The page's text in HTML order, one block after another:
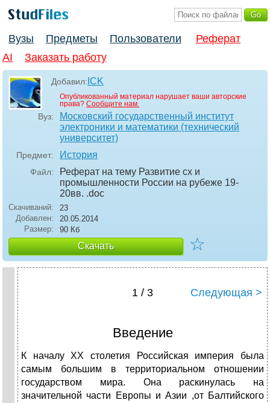
Вузы Предметы Пользователи
Реферат
AI
Заказать работу
Добавил: ICK
Опубликованный материал нарушает ваши авторские
права? Сообщите нам.
Вуз:
Московский государственный институт
электроники и математики (технический
университет)
Предмет: История
Файл:
Реферат на тему Развитие сх и
промышленности России на рубеже 19-
20вв. .doc
Скачиваний:
23
Добавлен:
20.05.2014
Размер:
90 Кб
Скачать ☆
1 / 3 Следующая >
Введение
К началу ХХ столетия Российская империя была
самым большим в территориальном отношении
государством мира. Она раскинулась на
значительной части Европы и Азии ,от Балтийского